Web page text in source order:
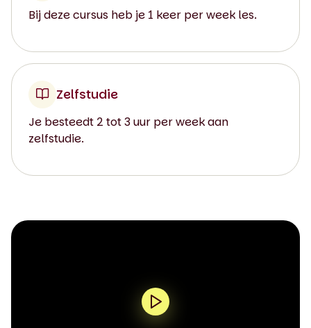
Bij deze cursus heb je 1 keer per week les.
Zelfstudie
Je besteedt 2 tot 3 uur per week aan
zelfstudie.